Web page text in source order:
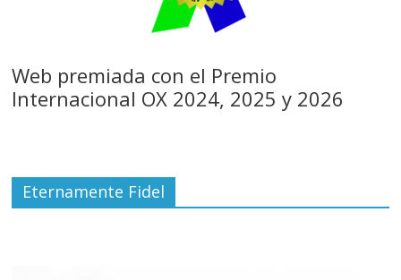
Web premiada con el Premio
Internacional OX 2024, 2025 y 2026
Eternamente Fidel